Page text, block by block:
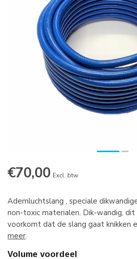
€70,00 Excl. btw
Ademluchtslang , speciale
non-toxic materialen. Dik-wandig, dit
voorkomt dat de slang gaat knikken
meer.
Volume voordeel